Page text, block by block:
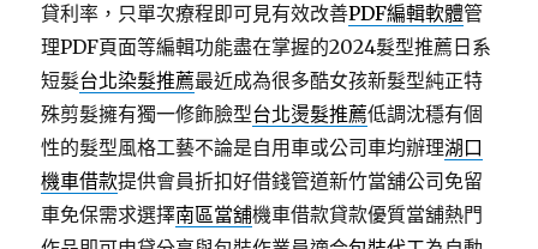
貸利率，只單次療程即可見有效改善PDF編輯軟體管
理PDF頁面等編輯功能盡在掌握的2024髮型推薦日系
短髮台北染髮推薦最近成為很多酷女孩新髮型純正特
殊剪髮擁有獨一修飾臉型台北燙髮推薦低調沈穩有個
性的髮型風格工藝不論是自用車或公司車均辦理湖口
機車借款提供會員折扣好借錢管道新竹當舖公司免留
車免保需求選擇南區當舖機車借款貸款優質當舖熱門